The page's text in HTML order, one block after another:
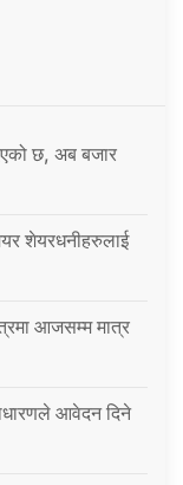
छ, अब बजार
शेयरधनीहरुलाई
आजसम्म मात्र
आवेदन दिने